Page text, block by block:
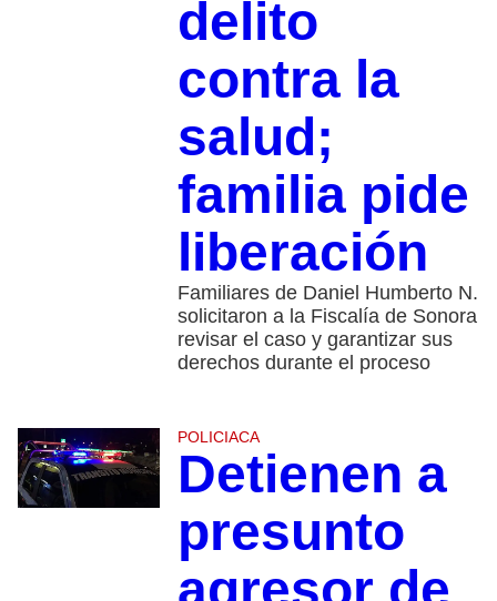
delito
contra la
salud;
familia pide
liberación
Familiares de Daniel Humberto N.
solicitaron a la Fiscalía de Sonora
revisar el caso y garantizar sus
derechos durante el proceso
POLICIACA
Detienen a
presunto